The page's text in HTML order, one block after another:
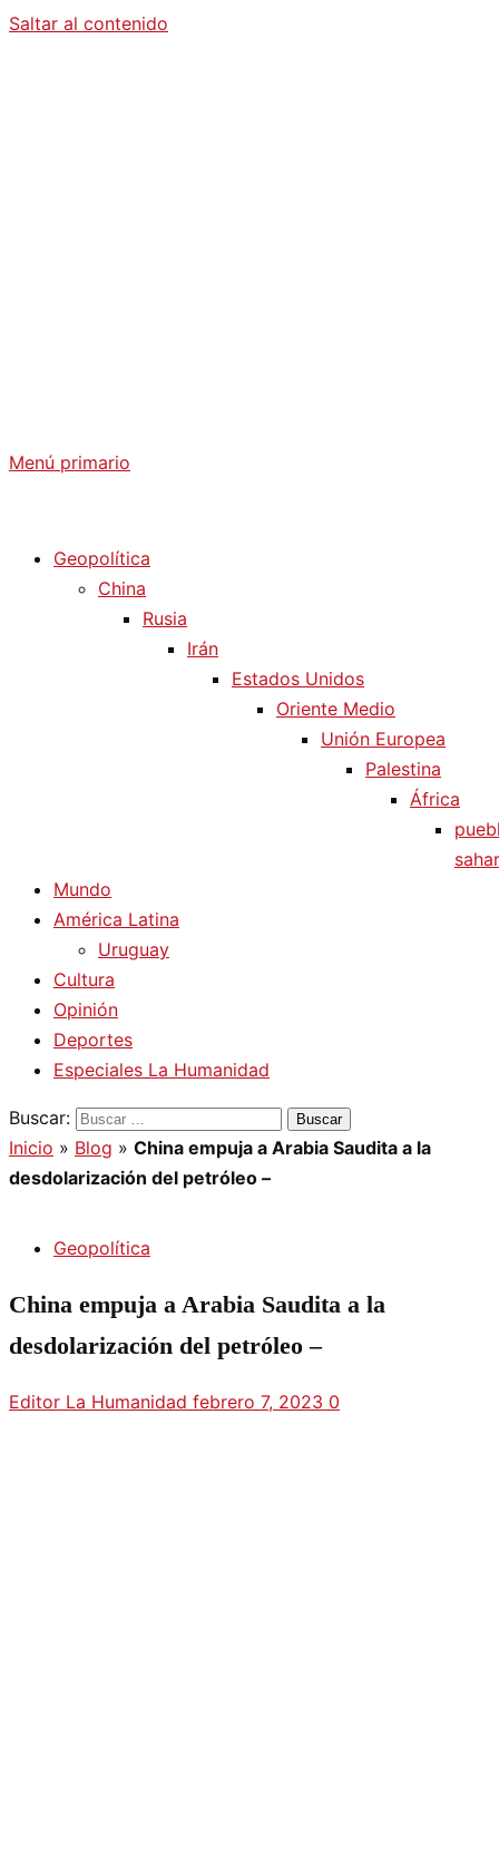
Saltar al contenido
Menú primario
Geopolítica
China
Rusia
Irán
Estados Unidos
Oriente Medio
Unión Europea
Palestina
África
Mundo
América Latina
Uruguay
Cultura
Opinión
Deportes
Especiales La Humanidad
Buscar:
Inicio » Blog » China empuja a Arabia Saudita a la
desdolarización del petróleo –
Geopolítica
China empuja a Arabia Saudita a la
desdolarización del petróleo –
Editor La Humanidad febrero 7, 2023 0